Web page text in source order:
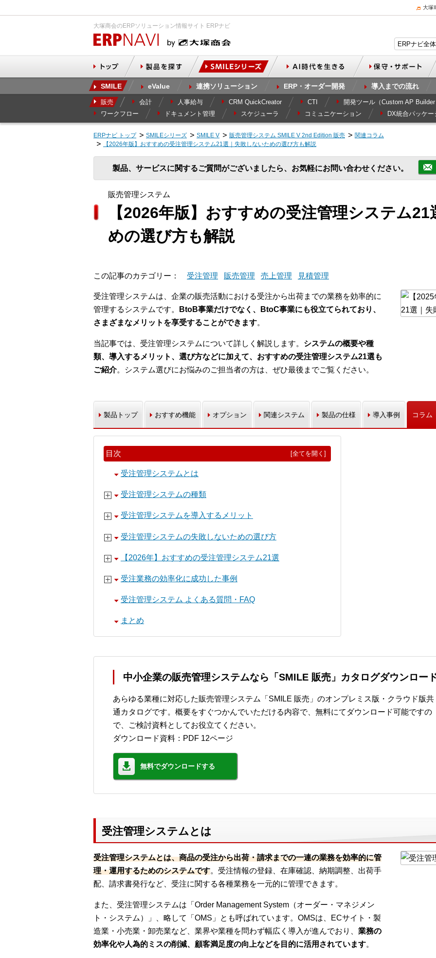
大塚
大塚商会のERPソリューション情報サイト ERPナビ
SMILE eValue 連携ソリューション ERP・オーダー開発 導入までの流れ
販売 会計 人事給与 CRM QuickCreator CTI
開発ツール（Custom AP
ワークフロー
ドキュメント管理 スケジューラ コミュニケーション DX統合パッケー
ERPナビ トップ SMILEシリーズ SMILE V 販売管理システム SMILE V 2nd Edition 販売
関連コラム
【2026年版】おすすめの受注管理システム21選｜失敗しないための選び方も解説
製品、サービスに関するご質問がございましたら、お気軽にお問い合わせください。
販売管理システム
【2026年版】おすすめの受注管理システム
めの選び方も解説
この記事のカテゴリー 受注管理 販売管理 売上管理 見積管理
受注管理システムは、企業の販売活動における受注から出荷までの業務を効率的に
管理するシステムです。
BtoB事業だけでなく、BtoC事業にも役立てられており、
さまざまなメリットを享受することができます。
当記事では、受注管理システムについて詳しく解説します。 システムの概要や種
類、導入するメリット、選び方などに加えて、おすすめの受注管理システム21選も
ご紹介。システム選びにお悩みのご担当者の方は、ぜひ最後までご覧ください。
製品トップ おすすめ機能 オプション 関連システム 製品の仕様 導入事例 コラム
目次 [全てを開く]
受注管理システムとは
受注管理システムの種類
受注管理システムを導入するメリット
受注管理システムの失敗しないための選び方
【2026年】おすすめの受注管理システム21選
受注業務の効率化に成功した事例
受注管理システム よくある質問・FAQ
まとめ
中小企業の販売管理システムなら「SMILE 販売」カタログダウンロー
あらゆる業種に対応した販売管理システム「SMILE 販売」のオンプレミス版・クラウド版共
通カタログです。概要をすぐつかんでいただける内容で、無料にてダウンロード可能ですの
で、ご検討資料としてお役立てください。
ダウンロード資料：PDF 12ページ
無料でダウンロードする
受注管理システムとは
受注管理システムとは、商品の受注から出荷・請求までの一連の業務を効率的に管
理・運用するためのシステムです。受注情報の登録、在庫確認、納期調整、出荷手
配、請求書発行など、受注に関する各種業務を一元的に管理できます。
また、受注管理システムは「Order Management System（オーダー・マネジメン
ト・システム）」、略して「OMS」とも呼ばれています。OMSは、ECサイト・製
造業・小売業・卸売業など、業界や業種を問わず幅広く導入が進んでおり、 業務の
効率化や人為的ミスの削減、顧客満足度の向上などを目的に活用されています。